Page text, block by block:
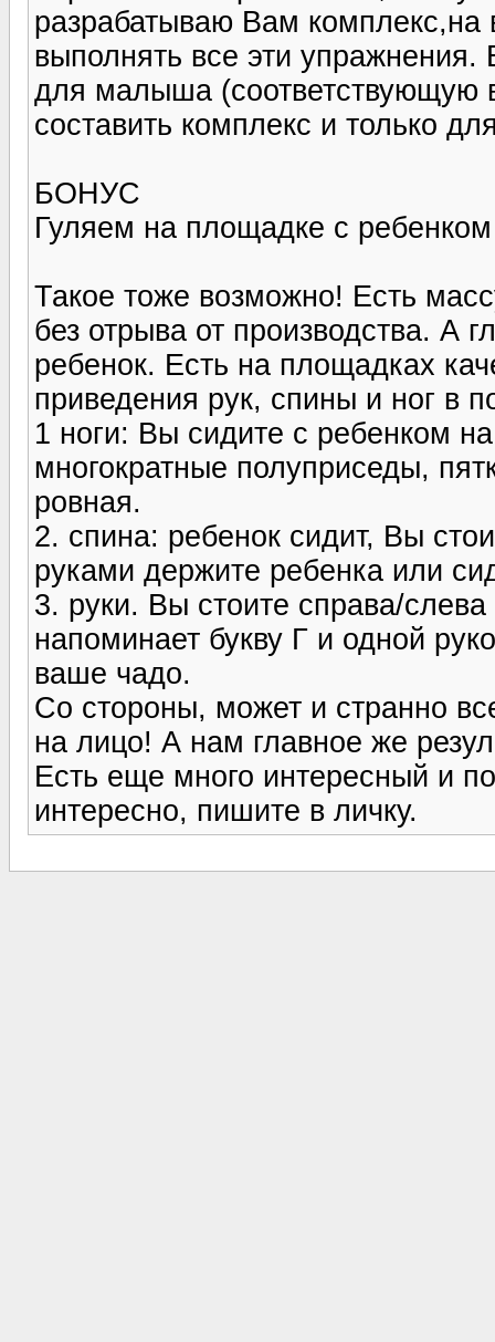
разрабатываю Вам комплекс,на
выполнять все эти
для малыша (соответствующую
составить комплекс и только
БОНУС
Гуляем на площадке с
Такое тоже возможно! Есть
без отрыва от производства. А
ребенок. Есть на площадках
приведения рук, спины и ног в
1 ноги: Вы сидите с ребенком
многократные полуприседы,
ровная.
2. спина: ребенок сидит, Вы
руками держите ребенка или
3. руки. Вы стоите справа/
напоминает букву Г и одной
ваше чадо.
Со стороны, может и странно
на лицо! А нам главное же
Есть еще много интересный и
интересно, пишите в личку.